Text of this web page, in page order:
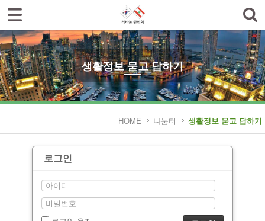
생활정보 묻고 답하기
HOME 나눔터 생활정보 묻고 답하기
로그인
한인회소개
공지사항
한글학교
- 생활정보 묻고 답하기
- 레바논여행 묻고 답하기
- 이야기마당